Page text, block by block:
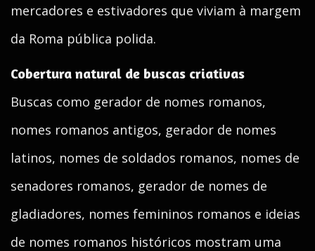
mercadores e estivadores que viviam à margem
da Roma pública polida.
Cobertura natural de buscas criativas
Buscas como gerador de nomes romanos,
nomes romanos antigos, gerador de nomes
latinos, nomes de soldados romanos, nomes de
senadores romanos, gerador de nomes de
gladiadores, nomes femininos romanos e ideias
de nomes romanos históricos mostram uma